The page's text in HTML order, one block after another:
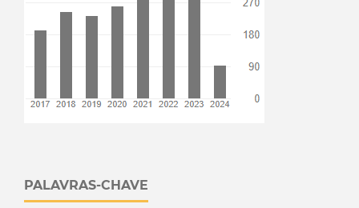
PALAVRAS-CHAVE